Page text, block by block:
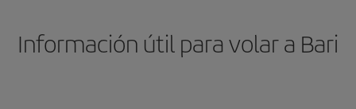
Información útil para volar a Bari